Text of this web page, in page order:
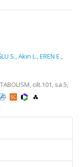
S.,Akin L.,EREN E.,
cilt.101, sa.5,